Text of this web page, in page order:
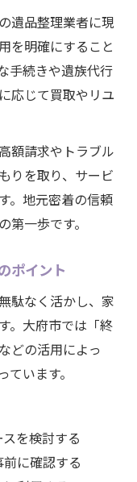
携について
着型サービス
理由を考察
品整理注意点
する方法
実践例
の連携術
る秘訣
遺品整理業者に現
を明確にすること
手続きや遺族代行
応じて買取やリユ
額請求やトラブル
りを取り、サービ
。地元密着の信頼
一歩です。
ポイント
駄なく活かし、家
。大府市では「終
どの活用によっ
います。
を検討する
に確認する